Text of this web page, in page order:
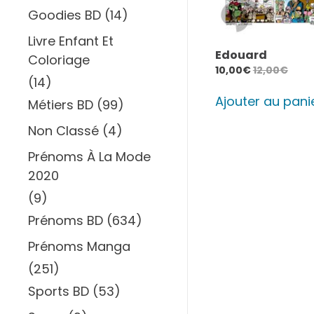
Edouard
10,00€12,00€
Ajouter au
Goodies BD (14)
Livre Enfant Et
Coloriage
(14)
Métiers BD (99)
Non Classé (4)
Prénoms À La Mode
2020
(9)
Prénoms BD (634)
Prénoms Manga
(251)
Sports BD (53)